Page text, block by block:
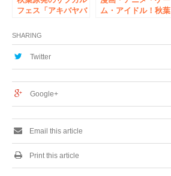
フェス「アキバヤバ
集開始のお知らせ
ム・アイドル！秋葉
「アキバヤバイ」開
SHARING
Twitter
Google+
Email this article
Print this article